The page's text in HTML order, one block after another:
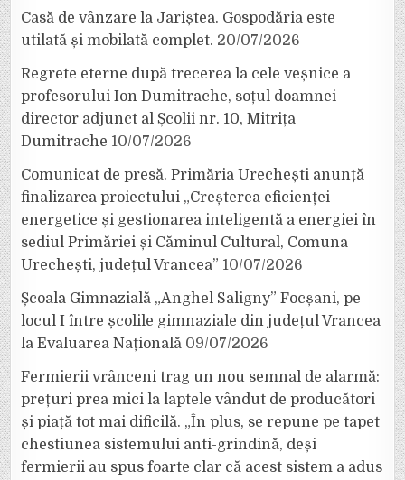
Casă de vânzare la Jariștea. Gospodăria este
utilată și mobilată complet. 20/07/2026
Regrete eterne după trecerea la cele veșnice a
profesorului Ion Dumitrache, soțul doamnei
director adjunct al Școlii nr. 10, Mitrița
Dumitrache 10/07/2026
Comunicat de presă. Primăria Urechești anunță
finalizarea proiectului „Creșterea eficienței
energetice și gestionarea inteligentă a energiei în
sediul Primăriei și Căminul Cultural, Comuna
Urechești, județul Vrancea” 10/07/2026
Școala Gimnazială „Anghel Saligny” Focșani, pe
locul I între școlile gimnaziale din județul Vrancea
la Evaluarea Națională 09/07/2026
Fermierii vrânceni trag un nou semnal de alarmă:
prețuri prea mici la laptele vândut de producători
și piață tot mai dificilă. „În plus, se repune pe tapet
chestiunea sistemului anti-grindină, deși
fermierii au spus foarte clar că acest sistem a adus